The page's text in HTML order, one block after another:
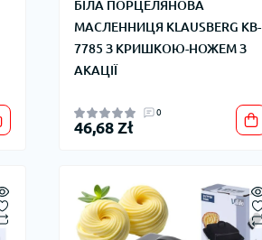
БІЛА ПОРЦЕЛЯНОВА
МАСЛЕННИЦЯ KLAUSBERG KB-
7785 З КРИШКОЮ-НОЖЕМ З
АКАЦІЇ
0
46,68 Zł